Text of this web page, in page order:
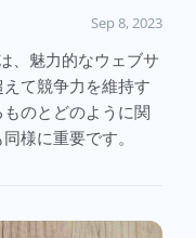
Sep 8, 2023
、魅力的なウェブサ
て競争力を維持す
のとどのように関
様に重要です。